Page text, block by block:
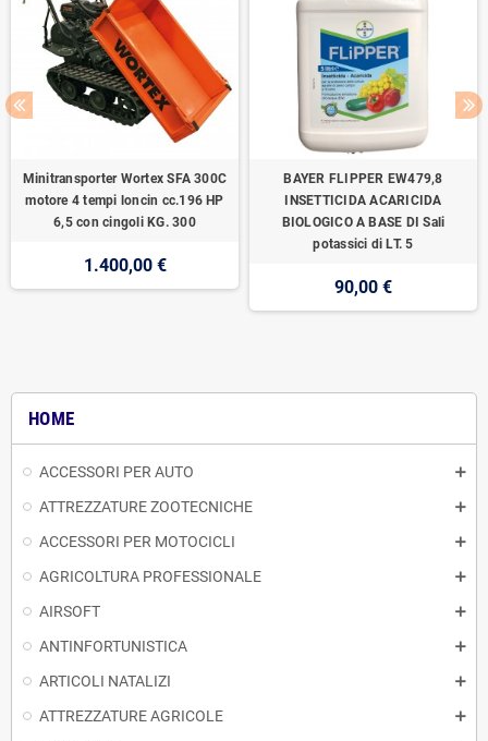
HOME
ACCESSORI PER AUTO
ATTREZZATURE ZOOTECNICHE
ACCESSORI PER MOTOCICLI
AGRICOLTURA PROFESSIONALE
AIRSOFT
ANTINFORTUNISTICA
ARTICOLI NATALIZI
ATTREZZATURE AGRICOLE
Minitransporter Wortex SFA 300C
motore 4 tempi loncin cc.196 HP
6,5 con cingoli KG. 300
1.400,00 €
BAYER FLIPPER EW479,8
INSETTICIDA ACARICIDA
BIOLOGICO A BASE DI Sali
potassici di LT. 5
90,00 €